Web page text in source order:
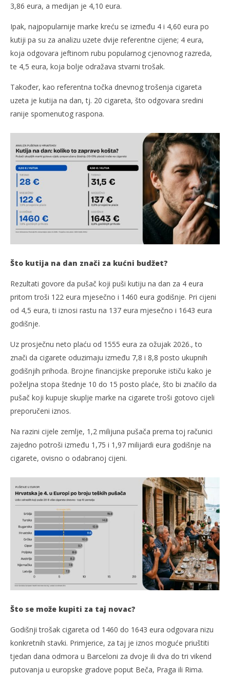
3,86 eura, a medijan je 4,10 eura.
Ipak, najpopularnije marke kreću se između 4 i 4,60 eura po
kutiji pa su za analizu uzete dvije referentne cijene; 4 eura,
koja odgovara jeftinom rubu popularnog cjenovnog razreda,
te 4,5 eura, koja bolje odražava stvarni trošak.
Također, kao referentna točka dnevnog trošenja cigareta
uzeta je kutija na dan, tj. 20 cigareta, što odgovara sredini
ranije spomenutog raspona.
Što kutija na dan znači za kućni budžet?
Rezultati govore da pušač koji puši kutiju na dan za 4 eura
pritom troši 122 eura mjesečno i 1460 eura godišnje. Pri cijeni
od 4,5 eura, ti iznosi rastu na 137 eura mjesečno i 1643 eura
godišnje.
Uz prosječnu neto plaću od 1555 eura za ožujak 2026., to
znači da cigarete oduzimaju između 7,8 i 8,8 posto ukupnih
godišnjih prihoda. Brojne financijske preporuke ističu kako je
poželjna stopa štednje 10 do 15 posto plaće, što bi značilo da
pušač koji kupuje skuplje marke na cigarete troši gotovo cijeli
preporučeni iznos.
Na razini cijele zemlje, 1,2 milijuna pušača prema toj računici
zajedno potroši između 1,75 i 1,97 milijardi eura godišnje na
cigarete, ovisno o odabranoj cijeni.
Što se može kupiti za taj novac?
Godišnji trošak cigareta od 1460 do 1643 eura odgovara nizu
konkretnih stavki. Primjerice, za taj je iznos moguće priuštiti
tjedan dana odmora u Barceloni za dvoje ili dva do tri vikend
putovanja u europske gradove poput Beča, Praga ili Rima.